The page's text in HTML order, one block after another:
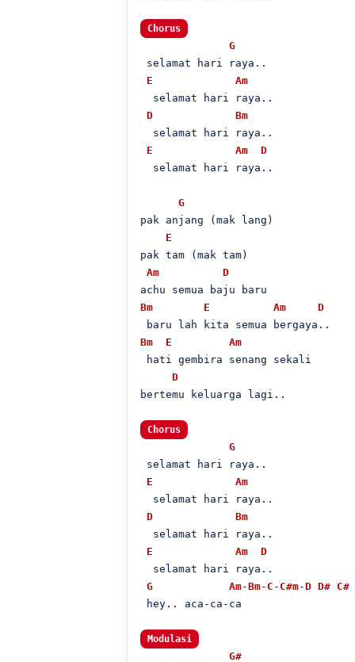
Chorus
G
selamat hari raya..
E
Am
  selamat hari raya..
D
Bm
  selamat hari raya..
E
Am
D
  selamat hari raya..
G
pak anjang (mak lang)
E
pak tam (mak tam)
Am
D
Bm
E Am
D
Bm
E
Am
hati gembira senang sekali
D
bertemu keluarga lagi..
Chorus
G
selamat hari raya..
E
Am
  selamat hari raya..
D
Bm
  selamat hari raya..
E
Am
D
  selamat hari raya..
G
Am-Bm- C - C#m-D D# C#
hey.. aca-ca-ca
Modulasi
G#